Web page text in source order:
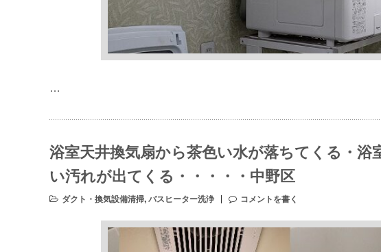
…
浴室天井換気扇から茶色い水が落ちてくる・浴
い汚れが出てくる・・・・・中野区
ダクト・換気設備清掃, バスヒーター洗浄 コメントを書く